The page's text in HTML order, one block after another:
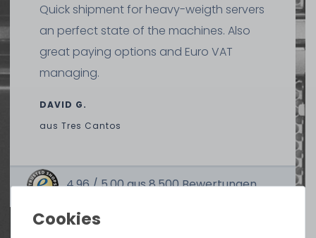
Quick shipment for heavy-weigth servers
an perfect state of the machines. Also
great paying options and Euro VAT
managing.
DAVID G.
aus Tres Cantos
4.96 /5.00aus8.500Bewertungen